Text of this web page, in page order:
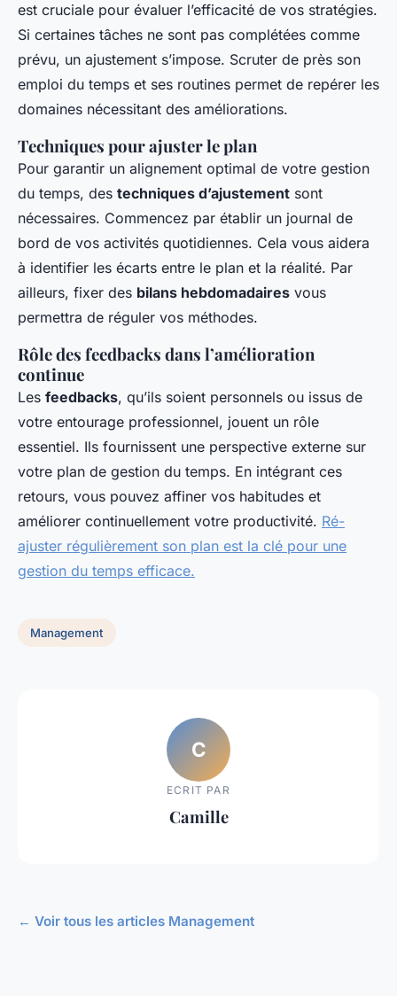
est cruciale pour évaluer l’efficacité de vos stratégies.
Si certaines tâches ne sont pas complétées comme
prévu, un ajustement s’impose. Scruter de près son
emploi du temps et ses routines permet de repérer les
domaines nécessitant des améliorations.
Techniques pour ajuster le plan
Pour garantir un alignement optimal de votre gestion
du temps, des techniques d’ajustement sont
nécessaires. Commencez par établir un journal de
bord de vos activités quotidiennes. Cela vous aidera
à identifier les écarts entre le plan et la réalité. Par
ailleurs, fixer des bilans hebdomadaires vous
permettra de réguler vos méthodes.
Rôle des feedbacks dans l’amélioration
continue
Les feedbacks, qu’ils soient personnels ou issus de
votre entourage professionnel, jouent un rôle
essentiel. Ils fournissent une perspective externe sur
votre plan de gestion du temps. En intégrant ces
retours, vous pouvez affiner vos habitudes et
améliorer continuellement votre productivité. Ré-
ajuster régulièrement son plan est la clé pour une
gestion du temps efficace.
Management
C
ECRIT PAR
Camille
← Voir tous les articles Management